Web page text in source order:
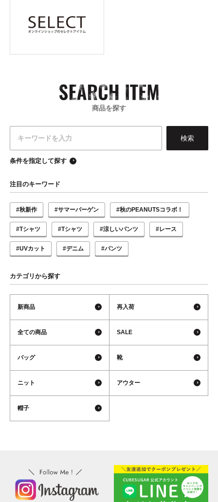
商品を探す
条件を指定して探す
注目のキーワード
#秋新作 #サマーバーゲン #秋のPEANUTSコラボ！
#Tシャツ #Tシャツ #涼しいパンツ #レース
#UVカット #デニム #パンツ
カテゴリから探す
新商品 再入荷
全ての商品 SALE
バッグ 靴
ニット アウター
帽子